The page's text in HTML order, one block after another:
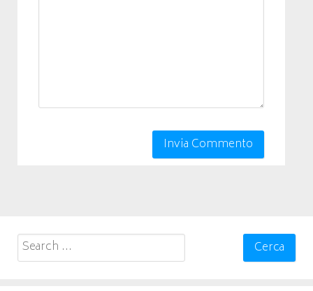
Search
for: